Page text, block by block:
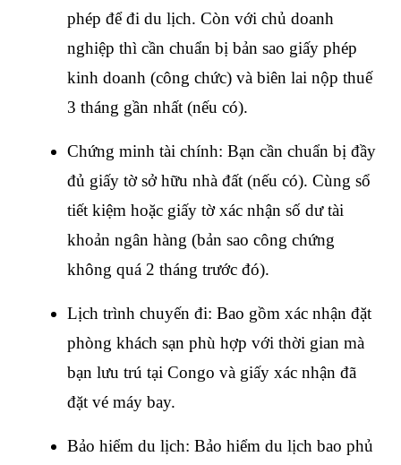
phép để đi du lịch. Còn với chủ doanh
nghiệp thì cần chuẩn bị bản sao giấy phép
kinh doanh (công chức) và biên lai nộp thuế
3 tháng gần nhất (nếu có).
Chứng minh tài chính: Bạn cần chuẩn bị đầy
đủ giấy tờ sở hữu nhà đất (nếu có). Cùng sổ
tiết kiệm hoặc giấy tờ xác nhận số dư tài
khoản ngân hàng (bản sao công chứng
không quá 2 tháng trước đó).
Lịch trình chuyến đi: Bao gồm xác nhận đặt
phòng khách sạn phù hợp với thời gian mà
bạn lưu trú tại Congo và giấy xác nhận đã
đặt vé máy bay.
Bảo hiểm du lịch: Bảo hiểm du lịch bao phủ